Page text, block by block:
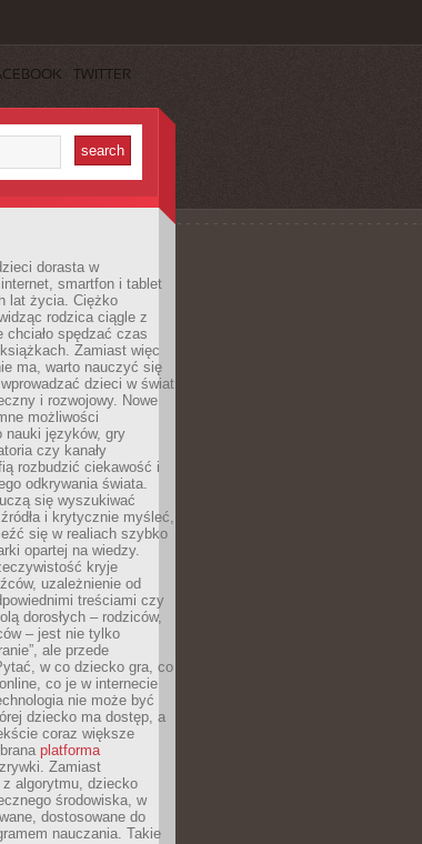
TWITTER
dorasta w
smartfon i tablet
lat życia. Ciężko
rodzica ciągle z
chciało spędzać czas
Zamiast więc
ma, warto nauczyć się
dzieci w świat
i rozwojowy. Nowe
możliwości
nauki języków, gry
czy kanały
rozbudzić ciekawość i
odkrywania świata.
się wyszukiwać
i krytycznie myśleć,
się w realiach szybko
opartej na wiedzy.
kryje
uzależnienie od
treściami czy
dorosłych – rodziców,
– jest nie tylko
ale przede
w co dziecko gra, co
co je w internecie
nie może być
dziecko ma dostęp, a
coraz większe
platforma
Zamiast
algorytmu, dziecko
środowiska, w
dostosowane do
nauczania. Takie